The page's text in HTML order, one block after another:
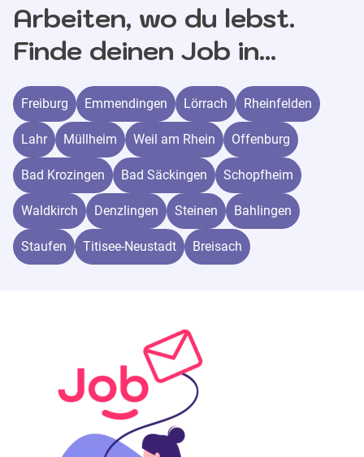
Arbeiten, wo du lebst.
Finde deinen Job in...
Freiburg Emmendingen Lörrach Rheinfelden
Lahr Müllheim Weil am Rhein Offenburg
Bad Krozingen Bad Säckingen Schopfheim
Waldkirch Denzlingen Steinen Bahlingen
Staufen Titisee-Neustadt Breisach